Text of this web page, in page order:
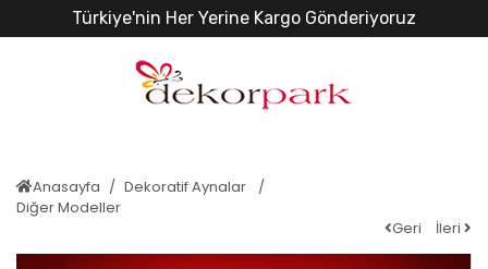
Türkiye'nin Her Yerine Kargo Gönderiyoruz
Anasayfa
Dekoratif Aynalar
Diğer Modeller
Geri
İleri